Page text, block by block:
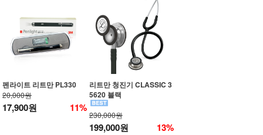
펜라이트 리트만 PL330
20,000원
17,900원 11%
리트만 청진기 CLASSIC 3
5620 블랙
230,000원
199,000원 13%